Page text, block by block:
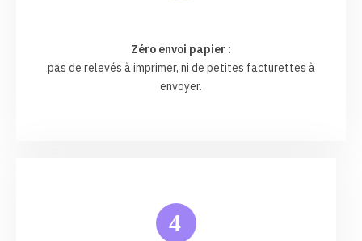
Zéro envoi papier :
pas de relevés à imprimer, ni de petites facturettes à
envoyer.
4